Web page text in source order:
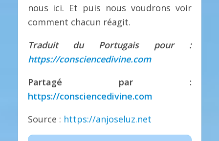
nous ici. Et puis nous voudrons voir
comment chacun réagit.
Traduit du Portugais pour :
https://consciencedivine.com
Partagé par :
https://consciencedivine.com
Source : https://anjoseluz.net